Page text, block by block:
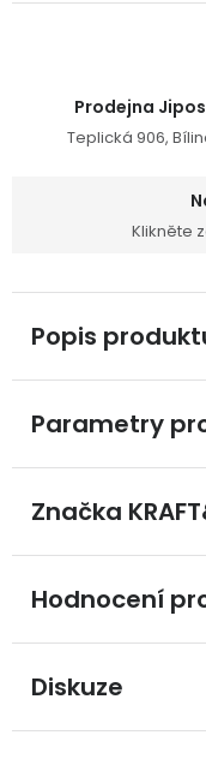
Prodejna Jipos
Teplická 906,
Klikněte
Popis
Parametry
Značka
Hodnocení
Diskuze